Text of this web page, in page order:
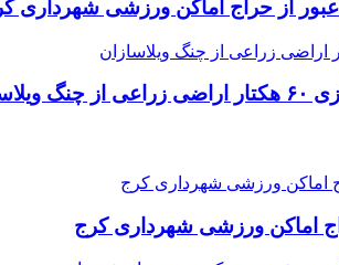
از حراج اماکن ورزشی شهرداری
ویلاسازان
اماکن ورزشی شهرداری کرج